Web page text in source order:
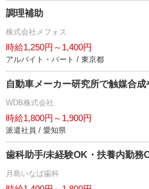
調理補助
株式会社メフォス
時給1,250円～1,400円
アルバイト・パート / 東京都
自動車メーカー研究所で触媒合
WDB株式会社
時給1,800円～1,900円
派遣社員 / 愛知県
歯科助手/未経験OK・扶養内勤務
月島いなば歯科